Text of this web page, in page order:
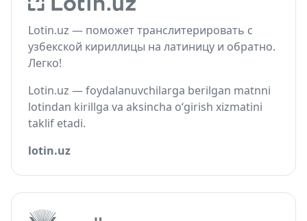
Lotin.uz — поможет транслитерировать с
узбекской кириллицы на латиницу и обратно.
Легко!
Lotin.uz — foydalanuvchilarga berilgan matnni
lotindan kirillga va aksincha o‘girish xizmatini
taklif etadi.
lotin.uz